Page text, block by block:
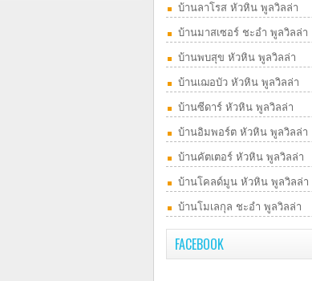
บ้านลาโรส หัวหิน พูลวิลล่า
บ้านมาสเซอร์ ชะอำ พูลวิลล่า
บ้านพบสุข หัวหิน พูลวิลล่า
บ้านเฌอบัว หัวหิน พูลวิลล่า
บ้านซีดาร์ หัวหิน พูลวิลล่า
บ้านอิมพอร์ต หัวหิน พูลวิลล่า
บ้านคัตเตอร์ หัวหิน พูลวิลล่า
บ้านโคลด์มูน หัวหิน พูลวิลล่า
บ้านโมเลกุล ชะอำ พูลวิลล่า
FACEBOOK